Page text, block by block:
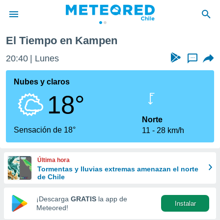
de
por
que se
calidad.
a este
las
y
forma
digital
basada
El Tiempo en Kampen
20:40 Lunes ...
Nubes y claros
18°
Sensación de 18°
Norte
11
28 km/h
Última hora
Tormentas y lluvias extremas amenazan el norte
de Chile
¡Descarga GRATIS la app de
Meteored!
Instalar